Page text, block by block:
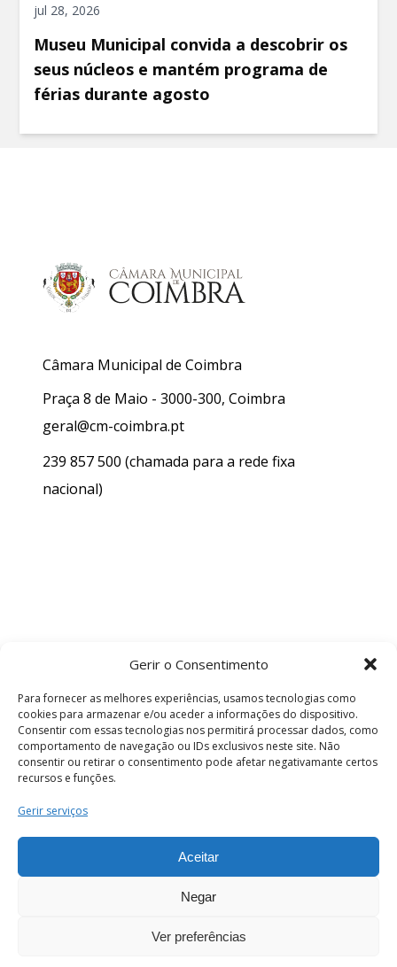
Gerir o Consentimento
Para fornecer as melhores experiências, usamos tecnologias como
cookies para armazenar e/ou aceder a informações do dispositivo.
Consentir com essas tecnologias nos permitirá processar dados, como
comportamento de navegação ou IDs exclusivos neste site. Não
consentir ou retirar o consentimento pode afetar negativamante certos
recursos e funções.
Gerir serviços
Aceitar
Negar
Ver preferências
jul 28, 2026
Museu Municipal convida a descobrir os
seus núcleos e mantém programa de
férias durante agosto
Câmara Municipal de Coimbra
Praça 8 de Maio - 3000-300, Coimbra
geral@cm-coimbra.pt
239 857 500 (chamada para a rede fixa
nacional)
Termos e Condições
os direitos reservados.